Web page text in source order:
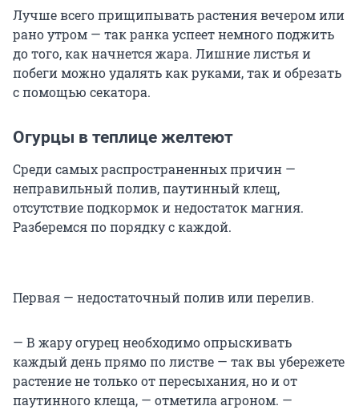
Лучше всего прищипывать растения вечером или
рано утром — так ранка успеет немного поджить
до того, как начнется жара. Лишние листья и
побеги можно удалять как руками, так и обрезать
с помощью секатора.
Огурцы в теплице желтеют
Среди самых распространенных причин —
неправильный полив, паутинный клещ,
отсутствие подкормок и недостаток магния.
Разберемся по порядку с каждой.
Первая — недостаточный полив или перелив.
— В жару огурец необходимо опрыскивать
каждый день прямо по листве — так вы убережете
растение не только от пересыхания, но и от
паутинного клеща, — отметила агроном. —